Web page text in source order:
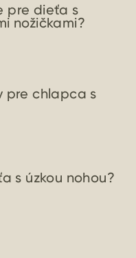
pre dieťa s
nožičkami?
pre chlapca s
s úzkou nohou?